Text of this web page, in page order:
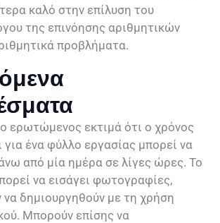
καλό στην επίλυση του
της επινόησης αριθμητικών
προβλήματα.
ερωτώμενος εκτιμά ότι ο χρόνος
για ένα φύλλο εργασίας μπορεί να
από μία ημέρα σε λίγες ώρες. Το
να εισάγει φωτογραφίες,
να δημιουργηθούν με τη χρήση
Μπορούν επίσης να